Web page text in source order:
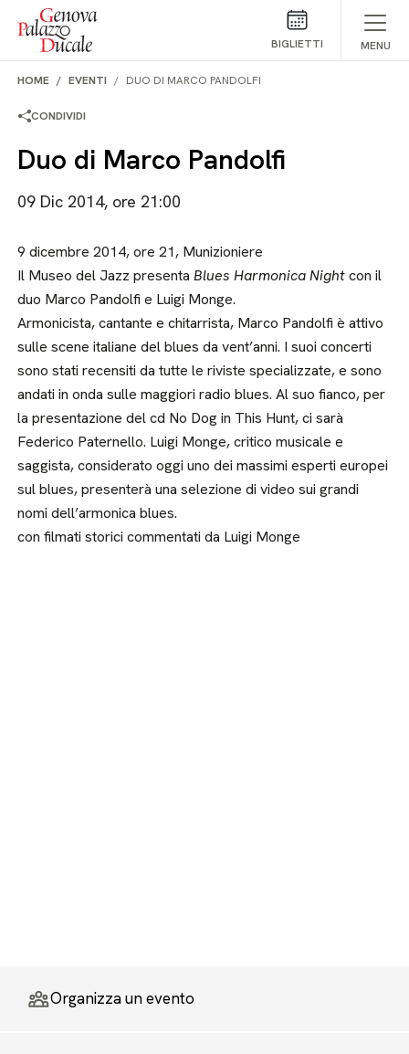
Salta al contenuto
BIGLIETTI MENU
HOME EVENTI DUO DI MARCO PANDOLFI
CONDIVIDI
Duo di Marco Pandolfi
09 Dic 2014, ore 21:00
9 dicembre 2014, ore 21, Munizioniere
Il Museo del Jazz presentaBlues Harmonica Nightcon il
duo Marco Pandolfi e Luigi Monge.
Armonicista, cantante e chitarrista, Marco Pandolfi è attivo
sulle scene italiane del blues da vent’anni. I suoi concerti
sono stati recensiti da tutte le riviste specializzate, e sono
andati in onda sulle maggiori radio blues. Al suo fianco, per
la presentazione del cd No Dog in This Hunt, ci sarà
Federico Paternello. Luigi Monge, critico musicale e
saggista, considerato oggi uno dei massimi esperti europei
sul blues, presenterà una selezione di video sui grandi
nomi dell’armonica blues.
con filmati storici commentati da Luigi Monge
Organizza un evento